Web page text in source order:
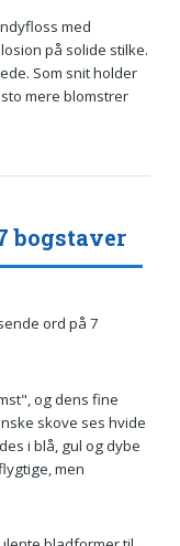
med
på solide stilke.
Som snit holder
mere blomstrer
bogstaver
ord på 7
og dens fine
skove ses hvide
i blå, gul og dybe
men